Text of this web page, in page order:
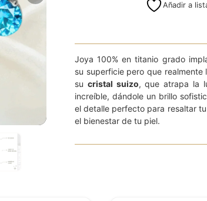
Añadir a
Joya 100% en titanio grado
su superficie pero que realmente
su cristal suizo, que atrapa la
increíble, dándole un brillo
el detalle perfecto para resaltar
el bienestar de tu piel.